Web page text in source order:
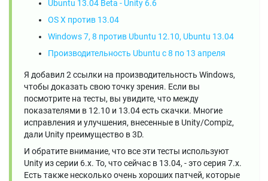
Ubuntu 13.04 Beta - Unity 6.6
OS X против 13.04
Windows 7, 8 против Ubuntu 12.10, Ubuntu 13.04
Производительность Ubuntu с 8 по 13 апреля
Я добавил 2 ссылки на производительность Windows,
чтобы доказать свою точку зрения. Если вы
посмотрите на тесты, вы увидите, что между
показателями в 12.10 и 13.04 есть скачки. Многие
исправления и улучшения, внесенные в Unity/Compiz,
дали Unity преимущество в 3D.
И обратите внимание, что все эти тесты используют
Unity из серии 6.x. То, что сейчас в 13.04, - это серия 7.x.
Есть также несколько очень хороших патчей, которые